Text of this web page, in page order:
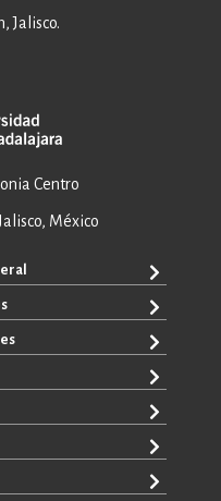
Jalisco.
Centro
México